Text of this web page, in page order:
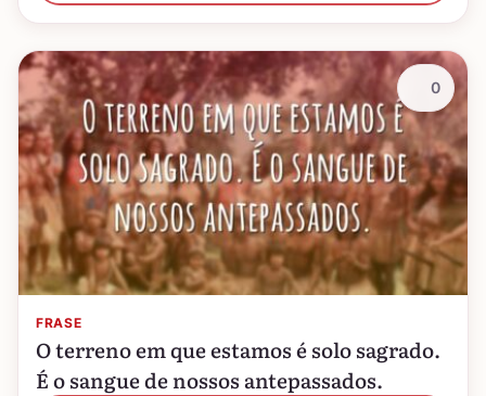
FRASE
O terreno em que estamos é solo sagrado.
É o sangue de nossos antepassados.
0